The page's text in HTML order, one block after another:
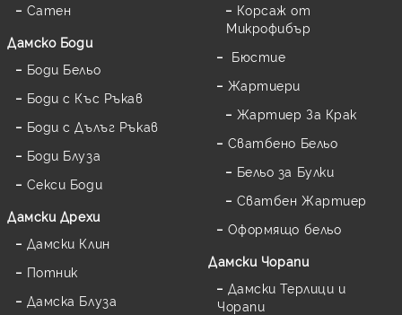
Сатен
Дамскo Боди
Боди Бельо
Боди с Къс Ръкав
Боди с Дълъг Ръкав
Боди Блуза
Секси Боди
Дамски Дрехи
Дамски Клин
Потник
Дамска Блуза
Корсаж от
Микрофибър
Бюстие
Жартиери
Жартиер За Крак
Сватбено Бельо
Бельо за Булки
Сватбен Жартиер
Оформящо бельо
Дамски Чорапи
Дамски Терлици и
Чорапи